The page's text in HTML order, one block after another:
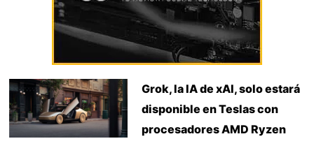
Grok, la IA de xAI, solo estará
disponible en Teslas con
procesadores AMD Ryzen